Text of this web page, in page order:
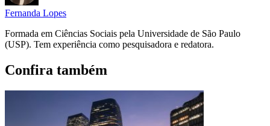
Fernanda Lopes
Formada em Ciências Sociais pela Universidade de São Paulo
(USP). Tem experiência como pesquisadora e redatora.
Confira também